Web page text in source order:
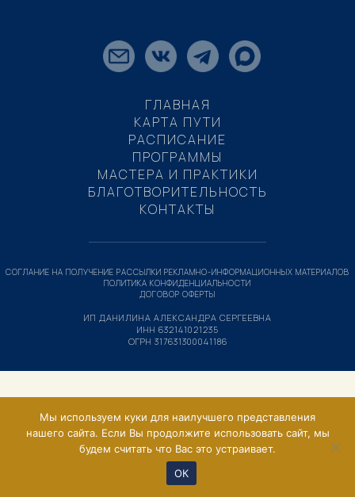
ГЛАВНАЯ
КАРТА ПУТИ
РАСПИСАНИЕ
ПРОГРАММЫ
МАСТЕРА И ПРАКТИКИ
БЛАГОТВОРИТЕЛЬНОСТЬ
КОНТАКТЫ
ИП ДАНИЛИНА АЛЕКСАНДРА СЕРГЕЕВНА
ИНН 632141021235
ОГРН 317631300041186
СОГЛАНИЕ НА ПОЛУЧЕНИЕ РАССЫЛКИ РЕКЛАМНО-ИНФОРМАЦИОННЫХ МАТЕРИАЛОВ
ПОЛИТИКА КОНФИДЕНЦИАЛЬНОСТИ
ДОГОВОР ОФЕРТЫ
Мы используем куки для наилучшего представления
нашего сайта. Если Вы продолжите использовать сайт, мы
будем считать что Вас это устраивает.
ОК